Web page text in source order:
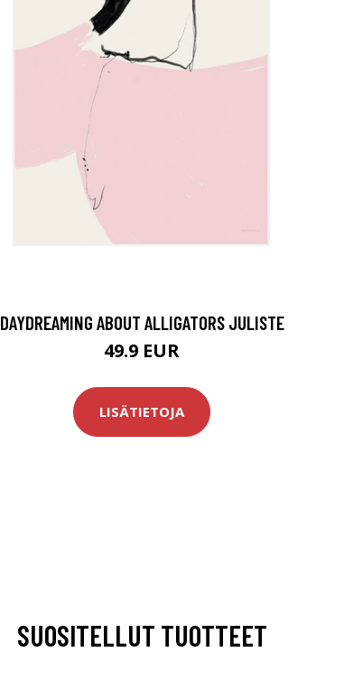
DAYDREAMING ABOUT ALLIGATORS JULISTE
49.9 EUR
LISÄTIETOJA
SUOSITELLUT TUOTTEET